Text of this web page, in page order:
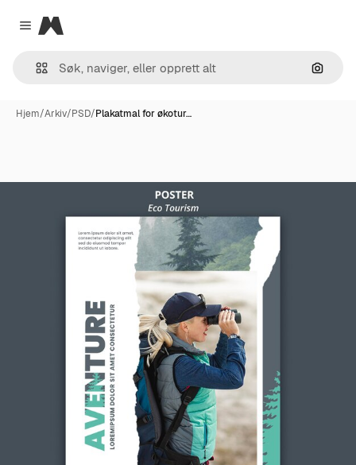
Close menu
Magnific
Søk
Hjem/Arkiv/PSD/Plakatmal for økotur…